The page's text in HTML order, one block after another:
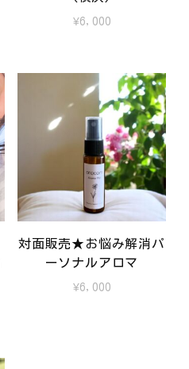
¥6,000
対面販売★お悩み解消パ
ーソナルアロマ
¥6,000